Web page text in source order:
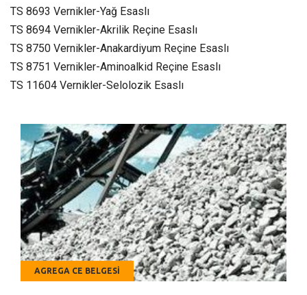
TS 8693 Vernikler-Yağ Esaslı
TS 8694 Vernikler-Akrilik Reçine Esaslı
TS 8750 Vernikler-Anakardiyum Reçine Esaslı
TS 8751 Vernikler-Aminoalkid Reçine Esaslı
TS 11604 Vernikler-Selolozik Esaslı
AGREGA CE BELGESI